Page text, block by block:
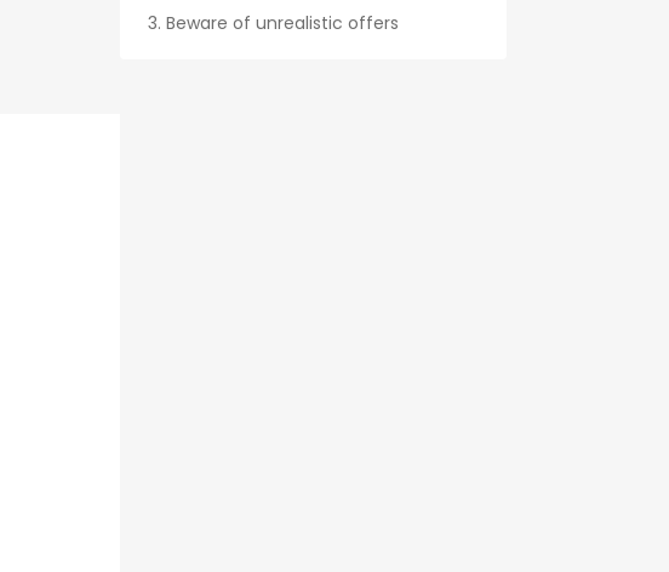
Beware of unrealistic offers